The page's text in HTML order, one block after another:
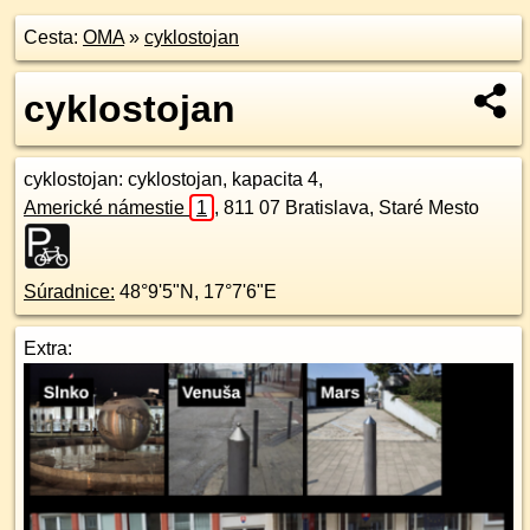
Cesta: OMA» cyklostojan
cyklostojan
cyklostojan: cyklostojan, kapacita 4,
Americké námestie
1 , 811 07 Bratislava, Staré Mesto
Súradnice: 48°9'5"N , 17°7'6"E
Extra: